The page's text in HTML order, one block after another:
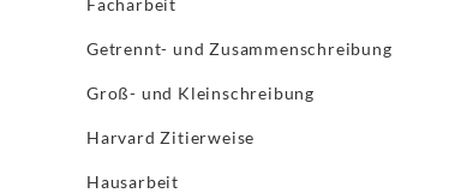
Facharbeit
Getrennt- und Zusammenschreibung
Groß- und Kleinschreibung
Harvard Zitierweise
Hausarbeit